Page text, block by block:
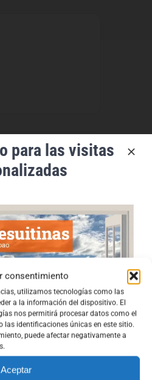
consentimiento
utilizamos tecnologías como las
a la información del dispositivo. El
nos permitirá procesar datos como el
identificaciones únicas en este sitio.
puede afectar negativamente a
Aceptar
el día
para las visitas